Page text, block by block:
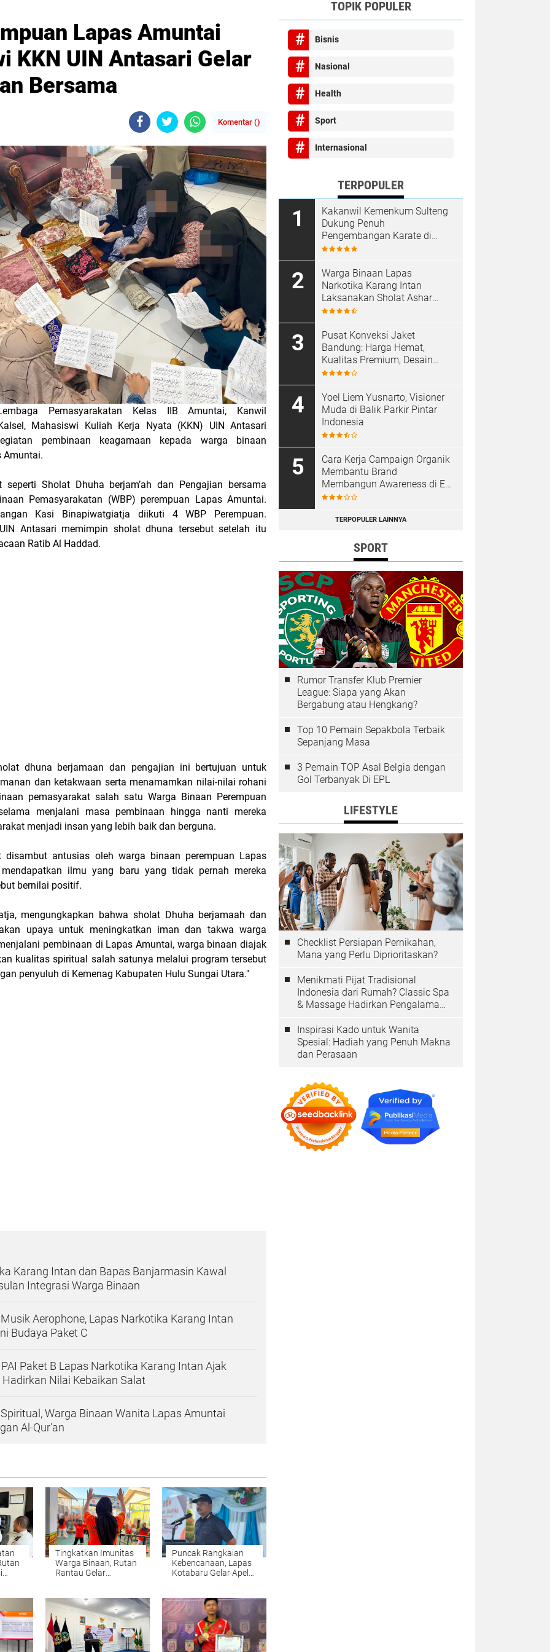
Lapas Amuntai
KKN UIN Antasari Gelar
Bersama
Komentar ()
Pemasyarakatan Kelas IIB Amuntai, Kanwil
Mahasiswi Kuliah Kerja Nyata (KKN) UIN Antasari
pembinaan keagamaan kepada warga binaan
Amuntai.
seperti Sholat Dhuha berjam’ah dan Pengajian bersama
Pemasyarakatan (WBP) perempuan Lapas Amuntai.
Kasi Binapiwatgiatja diikuti 4 WBP Perempuan.
Antasari memimpin sholat dhuna tersebut setelah itu
Ratib Al Haddad.
dhuna berjamaan dan pengajian ini bertujuan untuk
dan ketakwaan serta menamamkan nilai-nilai rohani
pemasyarakat salah satu Warga Binaan Perempuan
menjalani masa pembinaan hingga nanti mereka
menjadi insan yang lebih baik dan berguna.
disambut antusias oleh warga binaan perempuan Lapas
ilmu yang baru yang tidak pernah mereka
bernilai positif.
mengungkapkan bahwa sholat Dhuha berjamaah dan
upaya untuk meningkatkan iman dan takwa warga
pembinaan di Lapas Amuntai, warga binaan diajak
kualitas spiritual salah satunya melalui program tersebut
penyuluh di Kemenag Kabupaten Hulu Sungai Utara."
Karang Intan dan Bapas Banjarmasin Kawal
Integrasi Warga Binaan
Aerophone, Lapas Narkotika Karang Intan
Budaya Paket C
Paket B Lapas Narkotika Karang Intan Ajak
Nilai Kebaikan Salat
Warga Binaan Wanita Lapas Amuntai
Al-Qur'an
Tingkatkan Imunitas
Warga Binaan, Rutan
Rantau Gelar
Puncak Rangkaian
Kebencanaan, Lapas
Kotabaru Gelar Apel
TOPIK POPULER
Bisnis
Nasional
Health
Sport
Internasional
TERPOPULER
Kakanwil Kemenkum Sulteng
Dukung Penuh
Pengembangan Karate di
Bumi Seribu Megalith
Warga Binaan Lapas
Narkotika Karang Intan
Laksanakan Sholat Ashar
Berjamaah di Masjid At-
Pusat Konveksi Jaket
Bandung: Harga Hemat,
Kualitas Premium, Desain
Custom
Yoel Liem Yusnarto, Visioner
Muda di Balik Parkir Pintar
Indonesia
Cara Kerja Campaign Organik
Membantu Brand
Membangun Awareness di Era
Media Sosial
TERPOPULER LAINNYA
SPORT
Rumor Transfer Klub Premier
League: Siapa yang Akan
Bergabung atau Hengkang?
Top 10 Pemain Sepakbola Terbaik
Sepanjang Masa
3 Pemain TOP Asal Belgia dengan
Gol Terbanyak Di EPL
LIFESTYLE
Checklist Persiapan Pernikahan,
Mana yang Perlu Diprioritaskan?
Menikmati Pijat Tradisional
Indonesia dari Rumah? Classic Spa
& Massage Hadirkan Pengalaman
Inspirasi Kado untuk Wanita
Spesial: Hadiah yang Penuh Makna
dan Perasaan